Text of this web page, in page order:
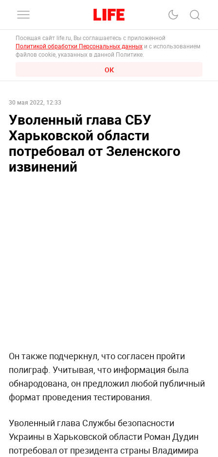
Посещая сайт life.ru, Вы соглашаетесь с приложенной
Политикой обработки Персональных данных и с использованием
файлов cookie, указанных в данной Политике.
ОК
30 мая 2022, 12:33
Уволенный глава СБУ
Харьковской области
потребовал от Зеленского
извинений
Он также подчеркнул, что согласен пройти
полиграф. Учитывая, что информация была
обнародована, он предложил любой публичный
формат проведения тестирования.
Уволенный глава Службы безопасности
Украины в Харьковской области Роман Дудин
потребовал от президента страны Владимира